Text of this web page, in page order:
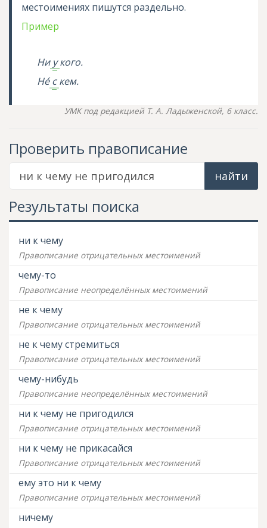
местоимениях пишутся раздельно.
Пример
Ни у кого.
Не с кем.
УМК под редакцией Т. А. Ладыженской, 6 класс.
Проверить правописание
найти
Результаты поиска
ни к чему
Правописание отрицательных местоимений
чему-то
Правописание неопределённых местоимений
не к чему
Правописание отрицательных местоимений
не к чему стремиться
Правописание отрицательных местоимений
чему-нибудь
Правописание неопределённых местоимений
ни к чему не пригодился
Правописание отрицательных местоимений
ни к чему не прикасайся
Правописание отрицательных местоимений
ему это ни к чему
Правописание отрицательных местоимений
ничему